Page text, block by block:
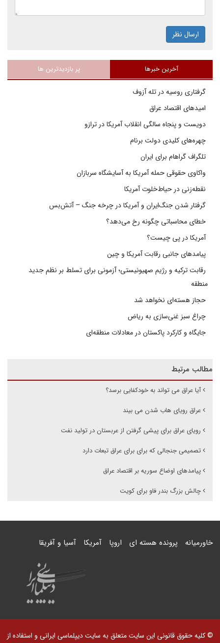
ارسال نظر
آخرین خبرها پر بازدیدترین ها
گرفتاری روسیه در تله آزوف
امیدهای اقتصاد عراق
دویست و پنجاه سالگی انقلاب آمریکا در ترازو
چهره‌های کلیدی دولت برنام
تلگراف گراهام برای ایران
واکاوی حقوقی حمله آمریکا به آسایشگاه سربازان
نقطه‌زنی در حیاط‌خلوت آمریکا
گرفتار شدن جنگ‌ایران و آمریکا در چرخه جنگ – آتش‌بس
خطای محاسباتی چگونه رخ می‌دهد؟
آمریکا در پی چیست؟
پیامدهای جانبی رقابت آمریکا و چین
رقابت ترکیه و رژیم صهیونیستی؛ آزمونی برای تسلط بر نظم جدید
منطقه
حجاز هسته‌ای نخواهد شد
چراغ سبز غنی‌سازی به ریاض
جایگاه و کارکرد پاکستان در معادلات منطقه‌ای
مطالب مرتبط
آیا عراق می تواند به خودکفایی برسد؟
عراق رویای هاب شدن می بیند
رویای عراق برای پیشی گرفتن از عربستان در تولید نفت
تصمیمی جنجالی که برای برای عراق تبعات دارد
پیامدهای اوضاع سوریه بر اقتصاد عراق
چالش بزرگ بندر فاو برای کویت
خاورمیانه پرونده هسته ای اروپا آمریکا آسیا و آفریقا
© کلیه حقوق قانونی این سایت متعلق به سایت دیپلماسی ایرانی و استفاده از